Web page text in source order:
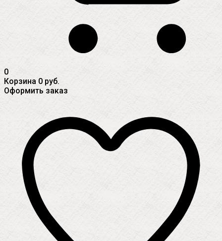
0
Корзина 0 руб.
Оформить заказ